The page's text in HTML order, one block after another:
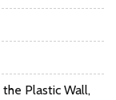
Plastic Wall,